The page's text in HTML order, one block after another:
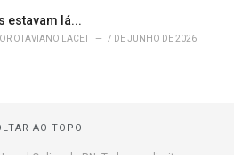
estavam lá...
OTAVIANO LACET 7 DE JUNHO DE 2026
AO TOPO